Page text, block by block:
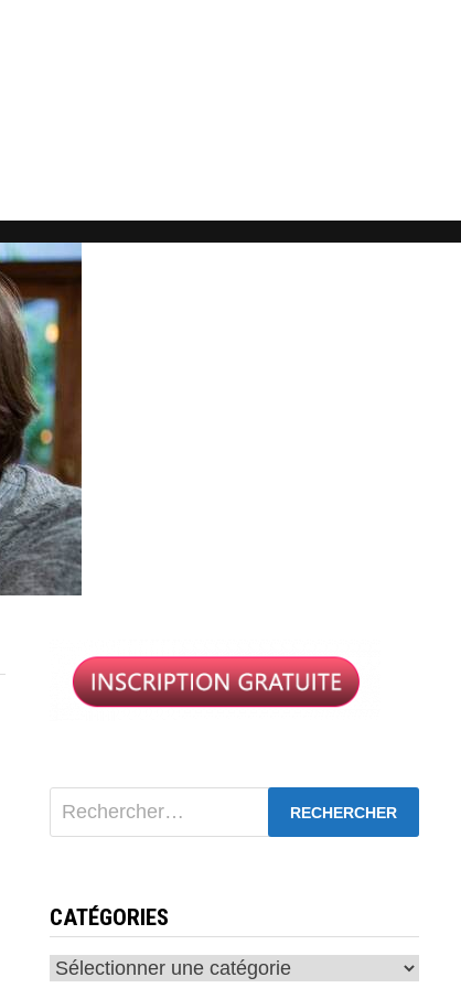
Rechercher :
CATÉGORIES
Catégories